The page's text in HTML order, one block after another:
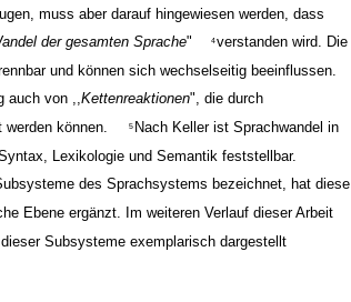
muss aber darauf hingewiesen werden, dass
der gesamten Sprache" 4verstanden wird. Die
und können sich wechselseitig beeinflussen.
auch von ,,Kettenreaktionen", die durch
werden können.
5 Nach Keller ist Sprachwandel in
Lexikologie und Semantik feststellbar.
des Sprachsystems bezeichnet, hat diese
Ebene ergänzt. Im weiteren Verlauf dieser Arbeit
Subsysteme exemplarisch dargestellt